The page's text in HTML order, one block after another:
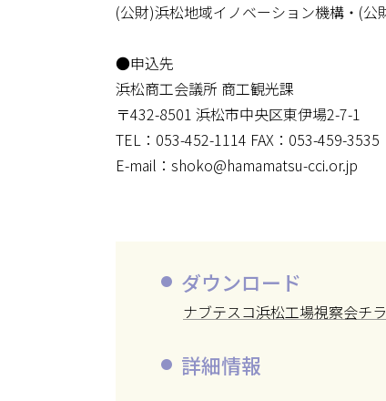
(公財)浜松地域イノベーション機構・(公
●申込先
浜松商工会議所 商工観光課
〒432-8501 浜松市中央区東伊場2-7-1
TEL：053-452-1114 FAX：053-459-3535
E-mail：shoko@hamamatsu-cci.or.jp
ダウンロード
ナブテスコ浜松工場視察会チ
詳細情報